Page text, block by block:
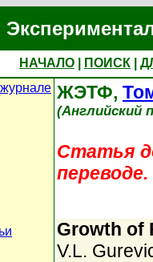
НАЧАЛО ПОИСК
ЖЭТФ,
(Английский
Статья
переводе.
Growth of
V.L.